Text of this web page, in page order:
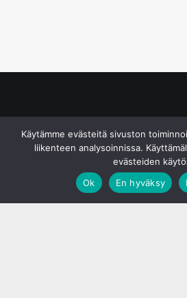
Käytämme evästeitä sivuston
liikenteen analysoinnissa.
evästeiden
Ok
En hyväksy